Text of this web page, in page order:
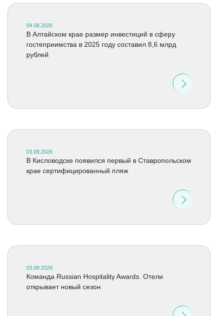
04.08.2026
В Алтайском крае размер инвестиций в сферу
гостеприимства в 2025 году составил 8,6 млрд
рублей
03.08.2026
В Кисловодске появился первый в Ставропольском
крае сертифицированный пляж
03.08.2026
Команда Russian Hospitality Awards. Отели
открывает новый сезон